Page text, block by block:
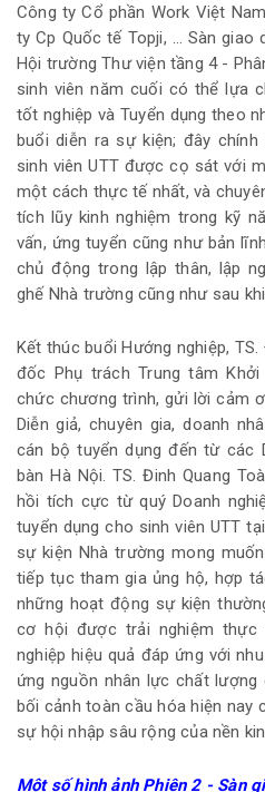
Công ty Cổ phần Work Việt
ty Cp Quốc tế Topji, … Sàn giao
Hội trường Thư viện tầng 4 -
sinh viên năm cuối có thể lựa
tốt nghiệp và Tuyển dụng theo
buổi diễn ra sự kiện; đây
sinh viên UTT được cọ sát với
một cách thực tế nhất, và
tích lũy kinh nghiệm trong kỹ
vấn, ứng tuyển cũng như bản
chủ động trong lập thân, lập
ghế Nhà trường cũng như sau
Kết thúc buổi Hướng nghiệp,
đốc Phụ trách Trung tâm
chức chương trình, gửi lời cảm
Diễn giả, chuyên gia, doanh
cán bộ tuyển dụng đến từ các
bàn Hà Nội. TS. Đinh Quang
hồi tích cực từ quý Doanh
tuyển dụng cho sinh viên UTT
sự kiện Nhà trường mong
tiếp tục tham gia ủng hộ, hợp
những hoạt động sự kiện
cơ hội được trải nghiệm thực
nghiệp hiệu quả đáp ứng với
ứng nguồn nhân lực chất
bối cảnh toàn cầu hóa hiện nay
sự hội nhập sâu rộng của nền
Một số hình ảnh Phiên 2 - Sàn